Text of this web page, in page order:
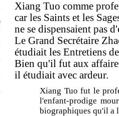
Xiang Tuo comme
car les Saints et les
ne se dispensaient pas
Le Grand Secrétaire
étudiait les Entretiens
Bien qu'il fut aux
il étudiait avec ardeur.
Xiang Tuo fut le
l'enfant-prodige
biographiques qu'il a